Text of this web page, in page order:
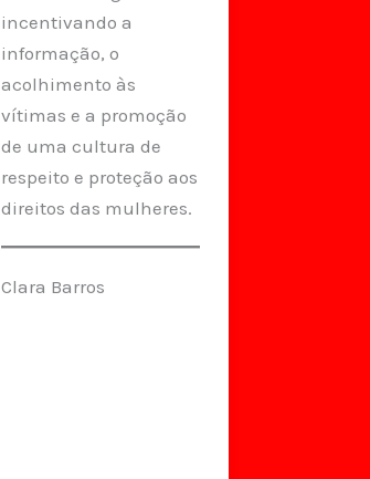
incentivando a
informação, o
acolhimento às
vítimas e a promoção
de uma cultura de
respeito e proteção aos
direitos das mulheres.
Clara Barros